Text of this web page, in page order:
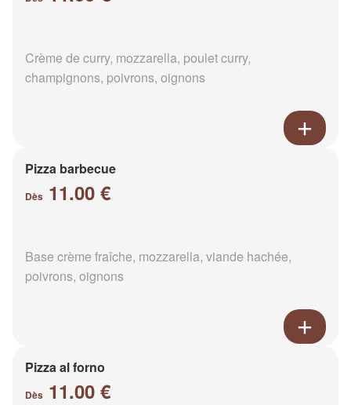
Crème de curry, mozzarella, poulet curry,
champignons, poivrons, oignons
Pizza barbecue
Dès 11.00 €
Base crème fraîche, mozzarella, viande hachée,
poivrons, oignons
Pizza al forno
Dès 11.00 €